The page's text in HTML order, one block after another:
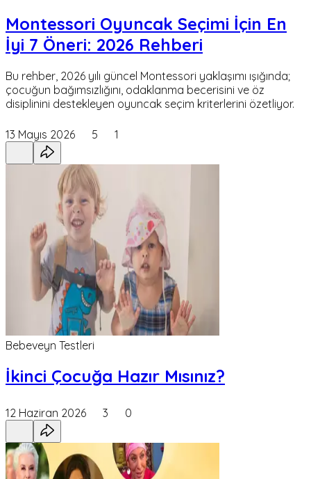
Montessori Oyuncak Seçimi İçin En
İyi 7 Öneri: 2026 Rehberi
Bu rehber, 2026 yılı güncel Montessori yaklaşımı ışığında;
çocuğun bağımsızlığını, odaklanma becerisini ve öz
disiplinini destekleyen oyuncak seçim kriterlerini özetliyor.
13 Mayıs 2026 5 1
Bebeveyn Testleri
İkinci Çocuğa Hazır Mısınız?
12 Haziran 2026 3 0